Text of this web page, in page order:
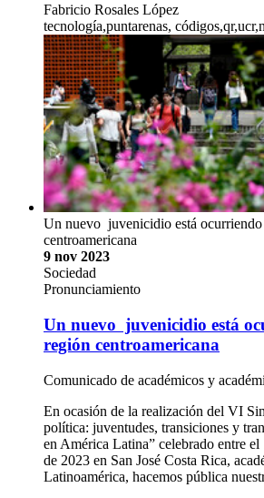
Fabricio Rosales López
tecnología,puntarenas,
Un nuevo juvenicidio está ocurriendo
centroamericana
9 nov 2023
Sociedad
Pronunciamiento
Un nuevo juvenicidio está
región centroamericana
Comunicado de académicos y
En ocasión de la realización del VI
política: juventudes, transiciones y
en América Latina” celebrado entre
de 2023 en San José Costa Rica,
Latinoamérica, hacemos pública